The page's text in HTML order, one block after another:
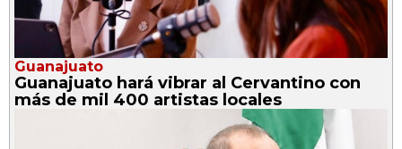
Guanajuato
Guanajuato hará vibrar al Cervantino con
más de mil 400 artistas locales